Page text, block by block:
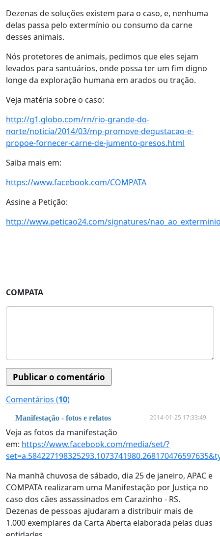
Dezenas de soluções existem para o caso, e, nenhuma
delas passa pelo extermínio ou consumo da carne
desses animais.
Nós protetores de animais, pedimos que eles sejam
levados para santuários, onde possa ter um fim digno
longe da exploração humana em arados ou tração.
Veja matéria sobre o caso:
http://g1.globo.com/rn/rio-grande-do-
norte/noticia/2014/03/mp-promove-degustacao-e-
propoe-fornecer-carne-de-jumento-presos.html
Saiba mais em:
https://www.facebook.com/COMPATA
Assine a Petição:
http://www.peticao24.com/signatures/
COMPATA
Comentários (10)
Manifestação - fotos e relatos 2014-01-25 17:33:49
Veja as fotos da manifestação
em: https://www.facebook.com/media/set/?
Na manhã chuvosa de sábado, dia 25 de janeiro, APAC e
COMPATA realizaram uma Manifestação por Justiça no
caso dos cães assassinados em Carazinho - RS.
Dezenas de pessoas ajudaram a distribuir mais de
1.000 exemplares da Carta Aberta elaborada pelas duas